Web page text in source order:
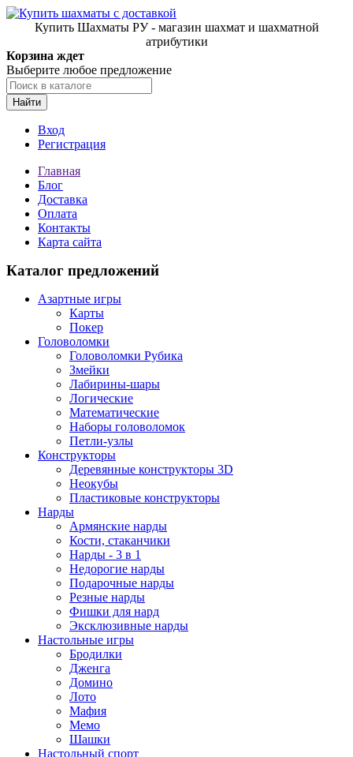
Купить Шахматы РУ - магазин шахмат и шахматной
атрибутики
Корзина ждет
Выберите любое предложение
Найти
Вход
Регистрация
Главная
Блог
Доставка
Оплата
Контакты
Карта сайта
Каталог предложений
Азартные игры
Карты
Покер
Головоломки
Головоломки Рубика
Змейки
Лабирины-шары
Логические
Математические
Наборы головоломок
Петли-узлы
Конструкторы
Деревянные конструкторы 3D
Неокубы
Пластиковые конструкторы
Нарды
Армянские нарды
Кости, стаканчики
Нарды - 3 в 1
Недорогие нарды
Подарочные нарды
Резные нарды
Фишки для нард
Эксклюзивные нарды
Настольные игры
Бродилки
Дженга
Домино
Лото
Мафия
Мемо
Шашки
Настольный спорт